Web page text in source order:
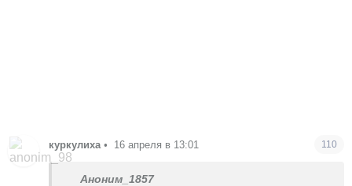
куркулиха • 16 апреля в 13:01 110
Аноним_1857